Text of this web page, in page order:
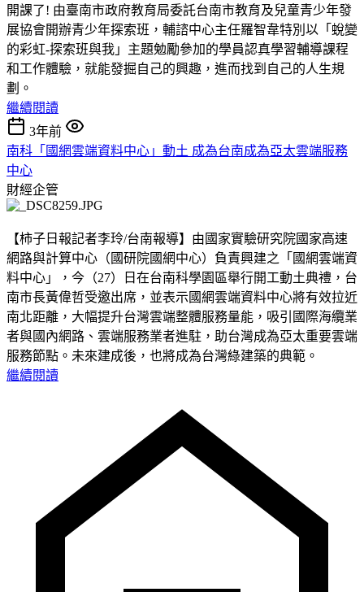
開課了! 由臺南市政府教育局委託台南市教育及兒童青少年發
展協會開辦青少年探索班，輔諮中心主任羅智韋特別以「蛻變
的彩虹-探索班與我」主題勉勵參加的學員認真學習輔導課程
和工作體驗，就能發掘自己的興趣，進而找到自己的人生規
劃。
繼續閱讀
3年前
南科「國網雲端資料中心」動土 成為台南成為亞太雲端服務
中心
財經企管
【柿子日報記者李玲/台南報導】由國家實驗研究院國家高速
網路與計算中心（國研院國網中心）負責興建之「國網雲端資
料中心」，今（27）日在台南科學園區舉行開工動土典禮，台
南市長黃偉哲受邀出席，並表示國網雲端資料中心將有效拉近
南北距離，大幅提升台灣雲端整體服務量能，吸引國際海纜業
者與國內網路、雲端服務業者進駐，助台灣成為亞太重要雲端
服務節點。未來建成後，也將成為台灣綠建築的典範。
繼續閱讀